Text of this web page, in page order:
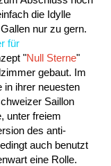
die Idylle
nur zu gern.
für
"Null Sterne"
gebaut. Im
in ihrer neuesten
Saillon
unter freiem
des anti-
auch benutzt
eine Rolle.